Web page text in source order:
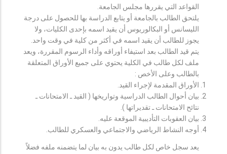
القواعد التي يقررها مجلس الجامعة.
يلتحق الطالب بالجامعة أو يتابع الدراسة بها للحصول على درجة
الليسانس أو البكالوريوس أن يقيد اسمه بإحدى الكليات، ولا
يجوز للطالب أن يقيد اسمه في أكثر من كلية في وقت واحد.
يتم قيد الطالب بعد استيفاء أوراقه وأداء الرسوم المقررة، ويعد
ملف لكل طالب في الكلية يحتوي على جميع الأوراق المتعلقة
بالطالب وعلى الأخص :
الأوراق المقدمة لإجراء القيد.
بيان أحوال الطالب الدراسية وتواريخها ( القيد ـ الامتحانات ـ
نتائح الامتحانات ـ تقديراتها ).
بيان العقوبات التأديبية الموقعة عليه.
أوجه النشاط الرياضي والاجتماعي والعسكري للطالب.
يعد سجل خاص لكل طالب يدون به بيان لما يتضمنه ملفه فضلاً